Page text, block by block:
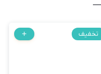
تخفیف